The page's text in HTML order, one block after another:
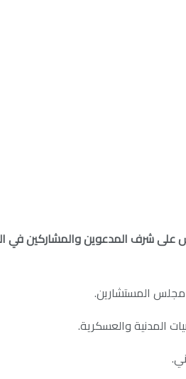
على شرف المدعوين والمشاركين في
مجلس المستشارين.
المدنية والعسكرية.